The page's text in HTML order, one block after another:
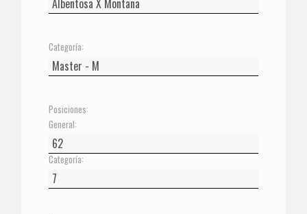
Categoría:
Posiciones:
General:
Categoría: